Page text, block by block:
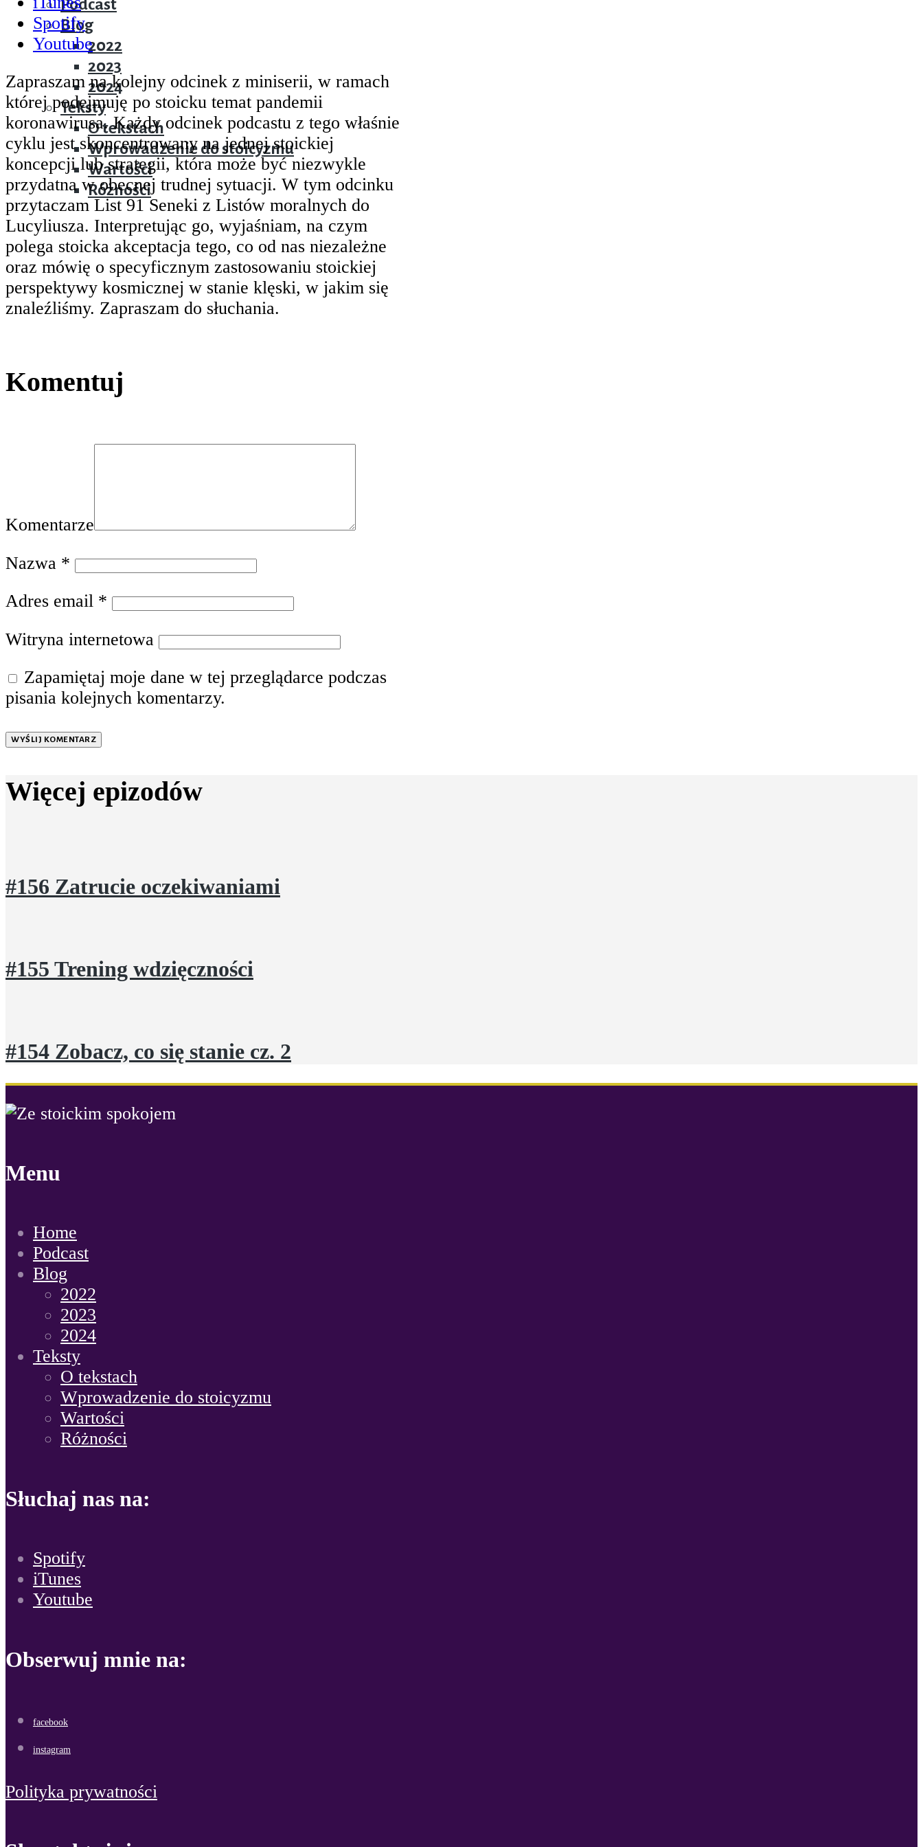
Podcast
Blog
2022
2023
2024
Teksty
O tekstach
Wprowadzenie do stoicyzmu
Wartości
Różności
Spotify
Youtube
Zapraszam na kolejny odcinek z miniserii, w ramach
której podejmuję po stoicku temat pandemii
koronawirusa. Każdy odcinek podcastu z tego właśnie
cyklu jest skoncentrowany na jednej stoickiej
koncepcji lub strategii, która może być niezwykle
przydatna w obecnej trudnej sytuacji. W tym odcinku
przytaczam List 91 Seneki z Listów moralnych do
Lucyliusza. Interpretując go, wyjaśniam, na czym
polega stoicka akceptacja tego, co od nas niezależne
oraz mówię o specyficznym zastosowaniu stoickiej
perspektywy kosmicznej w stanie klęski, w jakim się
znaleźliśmy. Zapraszam do słuchania.
Komentuj
Komentarze
Nazwa *
Adres email *
Witryna internetowa
Zapamiętaj moje dane w tej przeglądarce podczas
pisania kolejnych komentarzy.
WYŚLIJ KOMENTARZ
Więcej epizodów
#156 Zatrucie oczekiwaniami
#155 Trening wdzięczności
#154 Zobacz, co się stanie cz. 2
Menu
Home
Podcast
Blog
2022
2023
2024
Teksty
O tekstach
Wprowadzenie do stoicyzmu
Wartości
Różności
Słuchaj nas na:
Spotify
iTunes
Youtube
Obserwuj mnie na:
facebook
instagram
Polityka prywatności